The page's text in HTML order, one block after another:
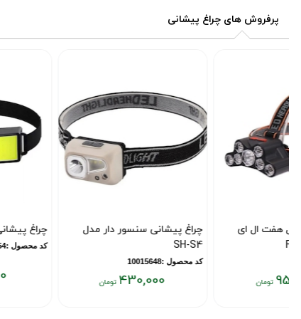
پرفروش های چراغ پیشانی
چراغ پیشانی سنسور دار مدل
چراغ پیشانی مدل TM-G14